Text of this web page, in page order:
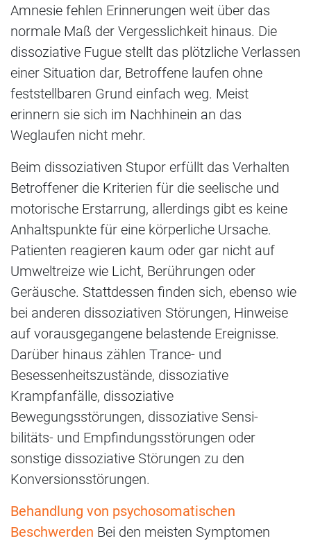
Amnesie fehlen Erinnerungen weit über das
normale Maß der Vergesslichkeit hinaus. Die
dissoziative Fugue stellt das plötzliche Verlassen
einer Situation dar, Betroffene laufen ohne
feststellbaren Grund einfach weg. Meist
erinnern sie sich im Nachhinein an das
Weglaufen nicht mehr.
Beim dissoziativen Stupor erfüllt das Verhalten
Betroffener die Kriterien für die seelische und
motorische Erstarrung, allerdings gibt es keine
Anhaltspunkte für eine körperliche Ursache.
Patienten reagieren kaum oder gar nicht auf
Umweltreize wie Licht, Berührungen oder
Geräusche. Stattdessen finden sich, ebenso wie
bei anderen dissoziativen Störungen, Hinweise
auf vorausgegangene belastende Ereignisse.
Darüber hinaus zählen Trance- und
Besessenheitszustände, dissoziative
Krampfanfälle, dissoziative
Bewegungsstörungen, dissoziative Sensi-
bilitäts- und Empfindungsstörungen oder
sonstige dissoziative Störungen zu den
Konversionsstörungen.
Behandlung von psychosomatischen
Beschwerden Bei den meisten Symptomen